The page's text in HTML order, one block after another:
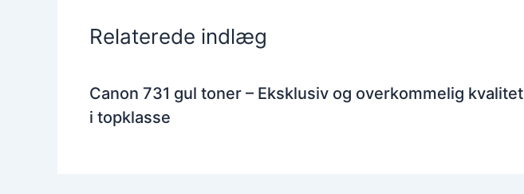
Relaterede indlæg
Canon 731 gul toner – Eksklusiv og overkommelig kvalitet
i topklasse